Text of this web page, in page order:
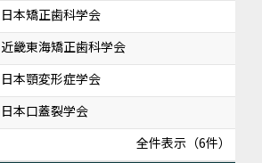
日本矯正歯科学会
近畿東海矯正歯科学会
日本顎変形症学会
日本口蓋裂学会
全件表示（6件）